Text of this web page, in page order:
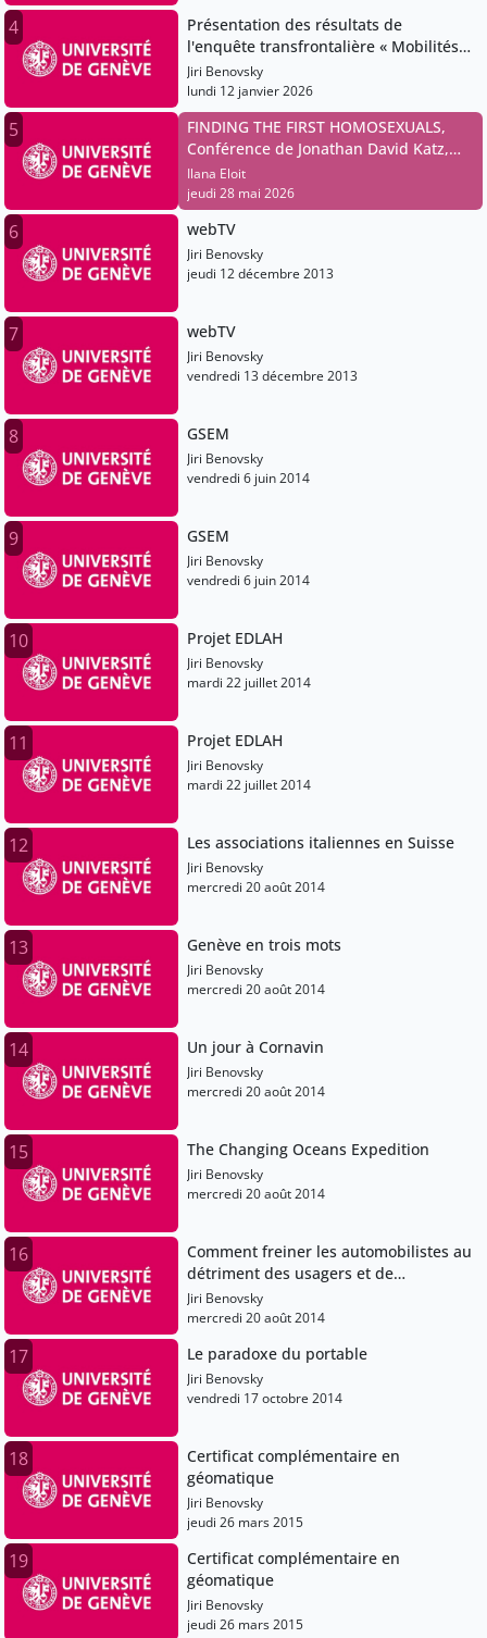
4
Présentation des résultats de
l'enquête transfrontalière « Mobilités
de santé sur le Grand Genève et
inégalités sociales dans l'accès aux
soins », par Nicolas Charpentier
(UNIGE) et Mélina Calla (ARIES)
Jiri Benovsky
lundi 12 janvier 2026
5
FINDING THE FIRST HOMOSEXUALS,
Conférence de Jonathan David Katz,
19.05.2026
Ilana Eloit
jeudi 28 mai 2026
6 webTV
Jiri Benovsky
jeudi 12 décembre 2013
7 webTV
Jiri Benovsky
vendredi 13 décembre 2013
8 GSEM
Jiri Benovsky
vendredi 6 juin 2014
9 GSEM
Jiri Benovsky
vendredi 6 juin 2014
10 Projet EDLAH
Jiri Benovsky
mardi 22 juillet 2014
11 Projet EDLAH
Jiri Benovsky
mardi 22 juillet 2014
12 Les associations italiennes en Suisse
Jiri Benovsky
mercredi 20 août 2014
13 Genève en trois mots
Jiri Benovsky
mercredi 20 août 2014
14 Un jour à Cornavin
Jiri Benovsky
mercredi 20 août 2014
15 The Changing Oceans Expedition
Jiri Benovsky
mercredi 20 août 2014
16
Comment freiner les automobilistes au
détriment des usagers et de
l’environnement
Jiri Benovsky
mercredi 20 août 2014
17 Le paradoxe du portable
Jiri Benovsky
vendredi 17 octobre 2014
18
Certificat complémentaire en
géomatique
Jiri Benovsky
jeudi 26 mars 2015
19
Certificat complémentaire en
géomatique
Jiri Benovsky
jeudi 26 mars 2015